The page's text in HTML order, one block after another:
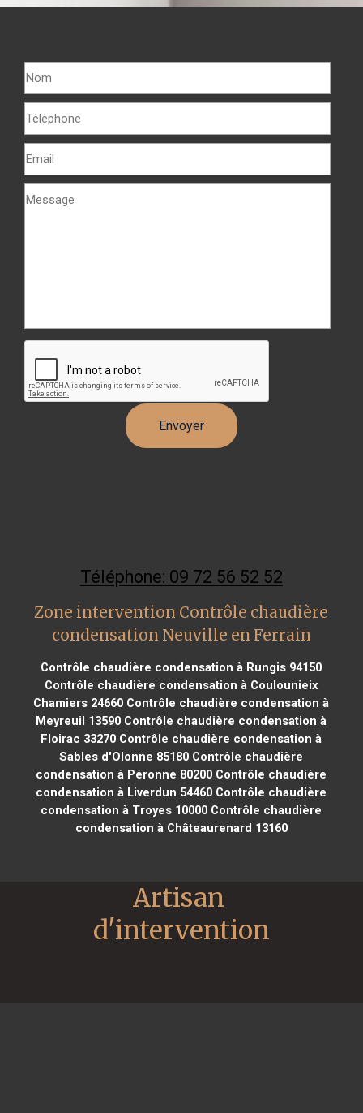
Téléphone: 09 72 56 52 52
Zone intervention Contrôle chaudière
condensation Neuville en Ferrain
Contrôle chaudière condensation à Rungis 94150
Contrôle chaudière condensation à Coulounieix
Chamiers 24660 Contrôle chaudière condensation à
Meyreuil 13590 Contrôle chaudière condensation à
Floirac 33270 Contrôle chaudière condensation à
Sables d'Olonne 85180 Contrôle chaudière
condensation à Péronne 80200 Contrôle chaudière
condensation à Liverdun 54460 Contrôle chaudière
condensation à Troyes 10000 Contrôle chaudière
condensation à Châteaurenard 13160
Artisan
d'intervention